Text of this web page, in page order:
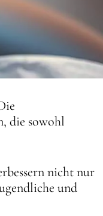
die sowohl
nicht nur
und